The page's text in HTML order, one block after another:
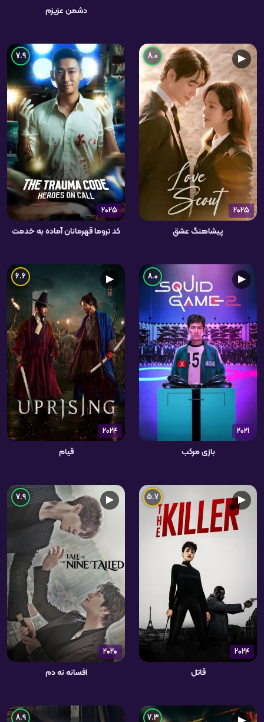
دشمن عزیزم
2025
▶
8.0
پیشاهنگ عشق
2025
7.9
کد تروما قهرمانان آماده به خدمت
2021
▶
8.0
بازی مرکب
2024
▶
6.6
قیام
2024
▶
5.7
قاتل
2020
▶
7.9
افسانه نه دم
7.3
8.9